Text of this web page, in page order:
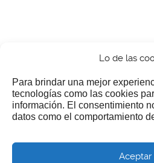
Lo de las
Para brindar una mejor
tecnologías como las cookies
información. El consentimiento
datos como el comportamiento
Aceptar
¿Nos invitas a un cafecillo?
Si te gusta nuestra web